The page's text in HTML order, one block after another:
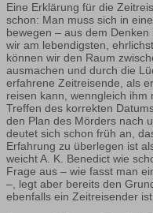
Eine Erklärung für die
schon: Man muss sich in
bewegen – aus dem
wir am lebendigsten,
können wir den Raum
ausmachen und durch die
erfahrene Zeitreisende, als
reisen kann, wenngleich
Treffen des korrekten
den Plan des Mörders nach
deutet sich schon früh an,
Erfahrung zu überlegen ist
weicht A. K. Benedict wie
Frage aus – wie fasst man
–, legt aber bereits den
ebenfalls ein Zeitreisender